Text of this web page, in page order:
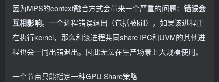
因为MPS的context融合方式会带来一个严重的问题： 错误会
互相影响。一个进程错误退出（包括被kill），如果该进程正
在执行kernel，那么和该进程共同share IPC和UVM的其他进
程也会一同出错退出。因此无法在生产场景上大规模使用。
一个节点只能指定一种GPU Share策略